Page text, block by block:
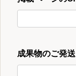
成果物のご発